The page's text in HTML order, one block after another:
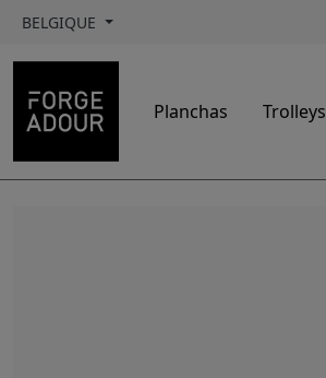
BELGIQUE
Planchas Trolleys